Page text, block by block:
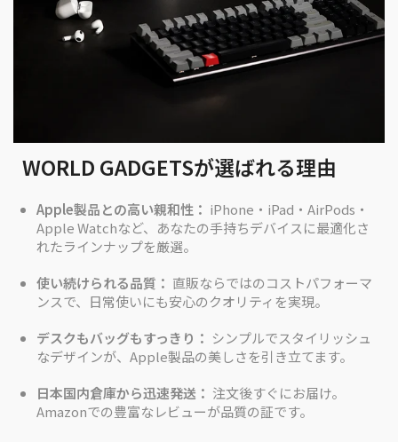
WORLD GADGETSが選ばれる理由
Apple製品との高い親和性： iPhone・iPad・AirPods・
Apple Watchなど、あなたの手持ちデバイスに最適化さ
れたラインナップを厳選。
使い続けられる品質： 直販ならではのコストパフォーマ
ンスで、日常使いにも安心のクオリティを実現。
デスクもバッグもすっきり： シンプルでスタイリッシュ
なデザインが、Apple製品の美しさを引き立てます。
日本国内倉庫から迅速発送： 注文後すぐにお届け。
Amazonでの豊富なレビューが品質の証です。